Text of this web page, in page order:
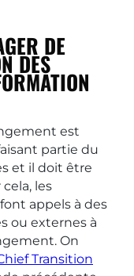
DE
DES
est
partie du
et il doit être
les
appels à des
ou externes à
On
Transition